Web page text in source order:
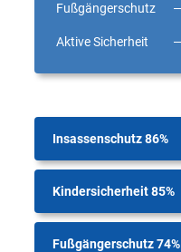
Fußgängerschutz
Aktive Sicherheit
Insassenschutz 86%
Kindersicherheit 85%
Fußgängerschutz 74%